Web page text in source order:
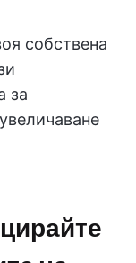
собствена
за